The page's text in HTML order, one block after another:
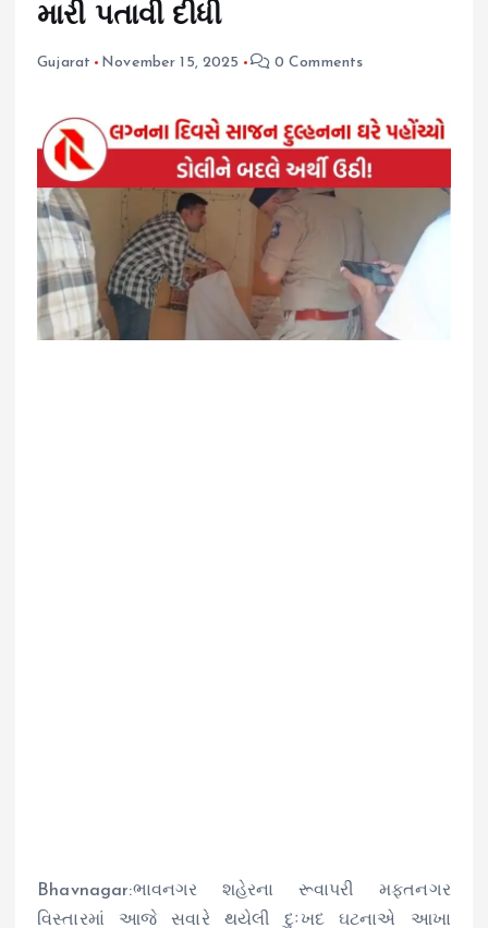
મારી પતાવી દીધી
Gujarat November 15, 2025 0 Comments
Bhavnagar:ભાવનગર શહેરના રૂવાપરી
મફતનગર
વિસ્તારમાં આજે સવારે થયેલી દુઃખદ ઘટનાએ આખા